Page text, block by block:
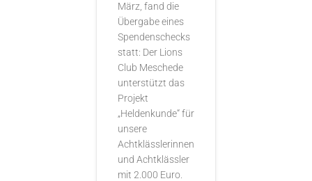
März, fand die
Übergabe eines
Spendenschecks
statt: Der Lions
Club Meschede
unterstützt das
Projekt
„Heldenkunde“ für
unsere
Achtklässlerinnen
und Achtklässler
mit 2.000 Euro.